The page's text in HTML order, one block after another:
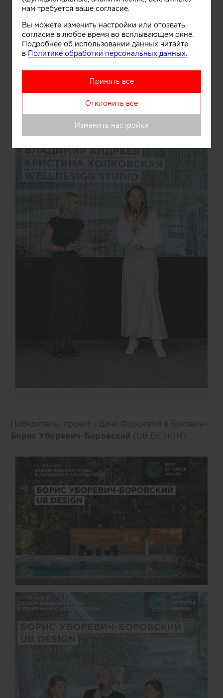
Победитель: проект «Дача Фурцевой в Баковке»
Борис Уборевич-Боровский (UB.DESIGN)
нам требуется ваше согласие.
Вы можете изменить настройки или отозвать
согласие в любое время во всплывающем окне.
Подробнее об использовании данных читайте
в Политике обработки персональных данных.
Принять все
Отклонить все
Изменить настройки